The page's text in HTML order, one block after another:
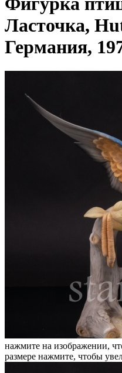
Ласточка,
Германия,
нажмите на изображении,
размере нажмите, чтобы